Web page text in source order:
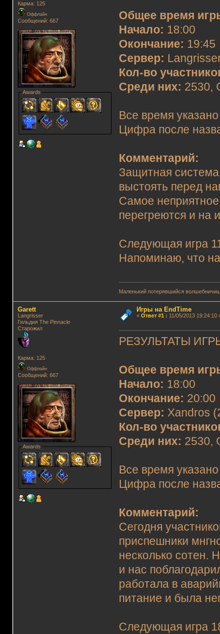
Карма: 125
Оффлайн
Сообщений: 667
Awards
Общее время
Начало: 18:00
Окончание: 19:45
Сервер:
Кол-во
Среди них: 2530,
Все время
Цифра после
Комментарий:
Защитная
выстоять перед
Самое
перегреются и на
Следующая игра
Напоминаю, что
Маленький потерявшийся
Garett
Langrisser
Гильдия The Pinnacle
Старожил
Карма: 125
Оффлайн
Сообщений: 667
Awards
Игры на EndTime
« Ответ #1 : 11/05/2013 19:24:10
РЕЗУЛЬТАТЫ
Общее время
Начало: 18:00
Окончание: 20:00
Сервер: Xandros
Кол-во
Среди них: 2530,
Все время
Цифра после
Комментарий:
Сегодня
приспешники
несколько сотен.
и нас
работала в
питание и была
Следующая игра